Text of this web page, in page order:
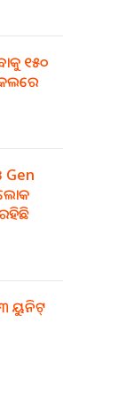
୧୫୦
Gen
ରହିଛି
ୟୁନିଟ୍